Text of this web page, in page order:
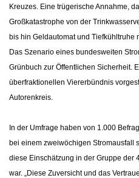
Kreuzes. Eine trügerische Annahme,
Großkatastrophe von der
bis hin Geldautomat und Tiefkühltruhe
Das Szenario eines bundesweiten
Grünbuch zur Öffentlichen Sicherheit.
überfraktionellen Viererbündnis
Autorenkreis.
In der Umfrage haben von 1.000
bei einem zweiwöchigen Stromausfall
diese Einschätzung in der Gruppe der
war. „Diese Zuversicht und das